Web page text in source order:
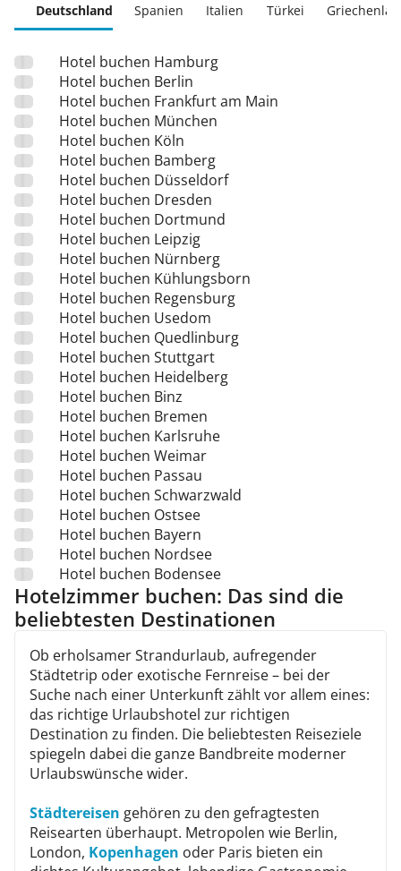
Deutschland
Spanien Italien Türkei
Hotel buchen Hamburg
Hotel buchen Berlin
Hotel buchen Frankfurt am Main
Hotel buchen München
Hotel buchen Köln
Hotel buchen Bamberg
Hotel buchen Düsseldorf
Hotel buchen Dresden
Hotel buchen Dortmund
Hotel buchen Leipzig
Hotel buchen Nürnberg
Hotel buchen Kühlungsborn
Hotel buchen Regensburg
Hotel buchen Usedom
Hotel buchen Quedlinburg
Hotel buchen Stuttgart
Hotel buchen Heidelberg
Hotel buchen Binz
Hotel buchen Bremen
Hotel buchen Karlsruhe
Hotel buchen Weimar
Hotel buchen Passau
Hotel buchen Schwarzwald
Hotel buchen Ostsee
Hotel buchen Bayern
Hotel buchen Nordsee
Hotel buchen Bodensee
Hotelzimmer buchen: Das sind die
beliebtesten Destinationen
Ob erholsamer Strandurlaub, aufregender
Städtetrip oder exotische Fernreise – bei der
Suche nach einer Unterkunft zählt vor allem eines:
das richtige Urlaubshotel zur richtigen
Destination zu finden. Die beliebtesten Reiseziele
spiegeln dabei die ganze Bandbreite moderner
Urlaubswünsche wider.
Städtereisen gehören zu den gefragtesten
Reisearten überhaupt. Metropolen wie Berlin,
London, Kopenhagen oder Paris bieten ein